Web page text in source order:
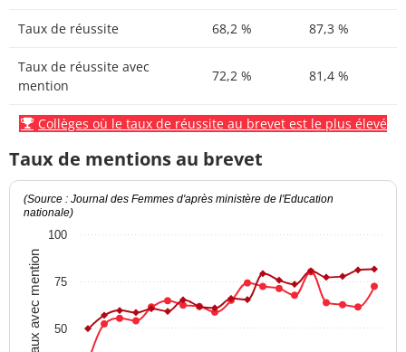
Taux de réussite 68,2 % 87,3 %
Taux de réussite avec
mention
72,2 % 81,4 %
Collèges où le taux de réussite au brevet est le plus élevé
Taux de mentions au brevet
Taux avec mention
(Source : Journal des Femmes d'après ministère de l'Education
nationale)
50
75
100